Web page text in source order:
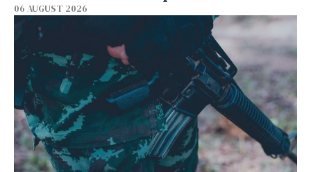
06 AUGUST 2026